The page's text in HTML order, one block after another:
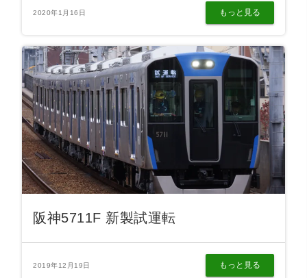
2020年1月16日 もっと見る
阪神5711F 新製試運転
2019年12月19日 もっと見る